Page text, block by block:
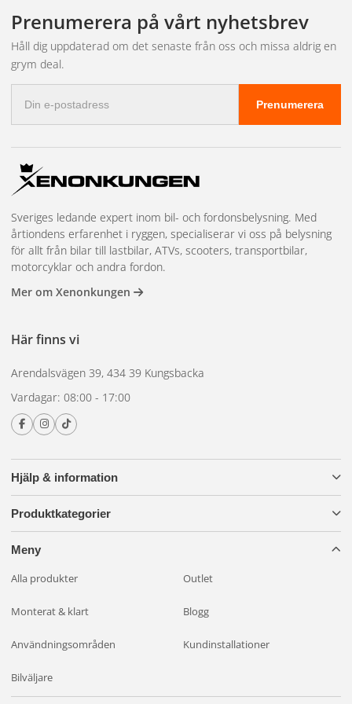
fakturabetalning, mängdrabatter, en dedikerad kundansvarig och
prioriterad lagerreservation på högvolymsartiklar. Vi har även
showroom i Kungsbacka för demonstrationer och teknisk
rådgivning. Läs mer och kom igång på
Prenumerera på vårt nyhetsbrev
Håll dig uppdaterad om det senaste från oss och missa aldrig en
grym deal.
postadress
Prenumerera
Hjälp & information
Produktkategorier
Meny
Alla produkter Outlet
Monterat & klart Blogg
Användningsområden Kundinstallationer
Bilväljare
Sveriges ledande expert inom bil- och fordonsbelysning. Med
årtiondens erfarenhet i ryggen, specialiserar vi oss på belysning
för allt från bilar till lastbilar, ATVs, scooters, transportbilar,
motorcyklar och andra fordon.
Mer om Xenonkungen
Här finns vi
Arendalsvägen 39, 434 39 Kungsbacka
Vardagar: 08:00 - 17:00